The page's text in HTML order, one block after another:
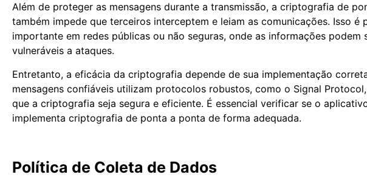
Além de proteger as mensagens durante a transmissão, a criptografia de
também impede que terceiros interceptem e leiam as comunicações. Isso é
importante em redes públicas ou não seguras, onde as informações podem
vulneráveis a ataques.
Entretanto, a eficácia da criptografia depende de sua implementação
mensagens confiáveis utilizam protocolos robustos, como o Signal
que a criptografia seja segura e eficiente. É essencial verificar se o
implementa criptografia de ponta a ponta de forma adequada.
Política de Coleta de Dados